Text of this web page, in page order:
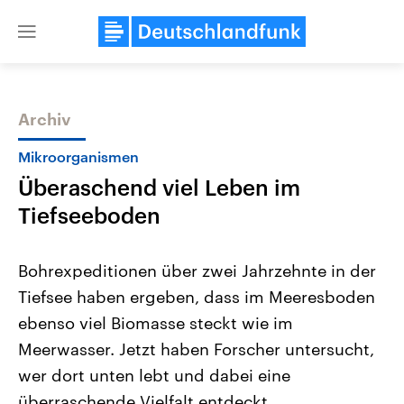
Close
Themen
Landtagswahl Sachsen-Anhalt
2026
Alle Informationen
Sachsen-Anhalt wählt am 6.
September 2026 einen neuen
Landtag. Seit 2021 wird das
Bundesland von einer Koalition aus
USA
Aktuelle Beiträge,
Hintergründe
Wirtschaftlich und
gehören die Vereinigten
den mächtigsten Ländern
mit großem Einfluss auf
Archiv
Mikroorganismen
Überaschend viel Leben im
Tiefseeboden
Bohrexpeditionen über zwei Jahrzehnte in der
Tiefsee haben ergeben, dass im Meeresboden
ebenso viel Biomasse steckt wie im
Meerwasser. Jetzt haben Forscher untersucht,
wer dort unten lebt und dabei eine